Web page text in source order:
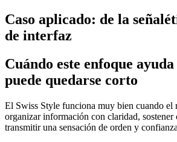
Caso aplicado: de la
de interfaz
Cuándo este enfoque
puede quedarse corto
El Swiss Style funciona muy bien cuando el
organizar información con claridad, sostener
transmitir una sensación de orden y